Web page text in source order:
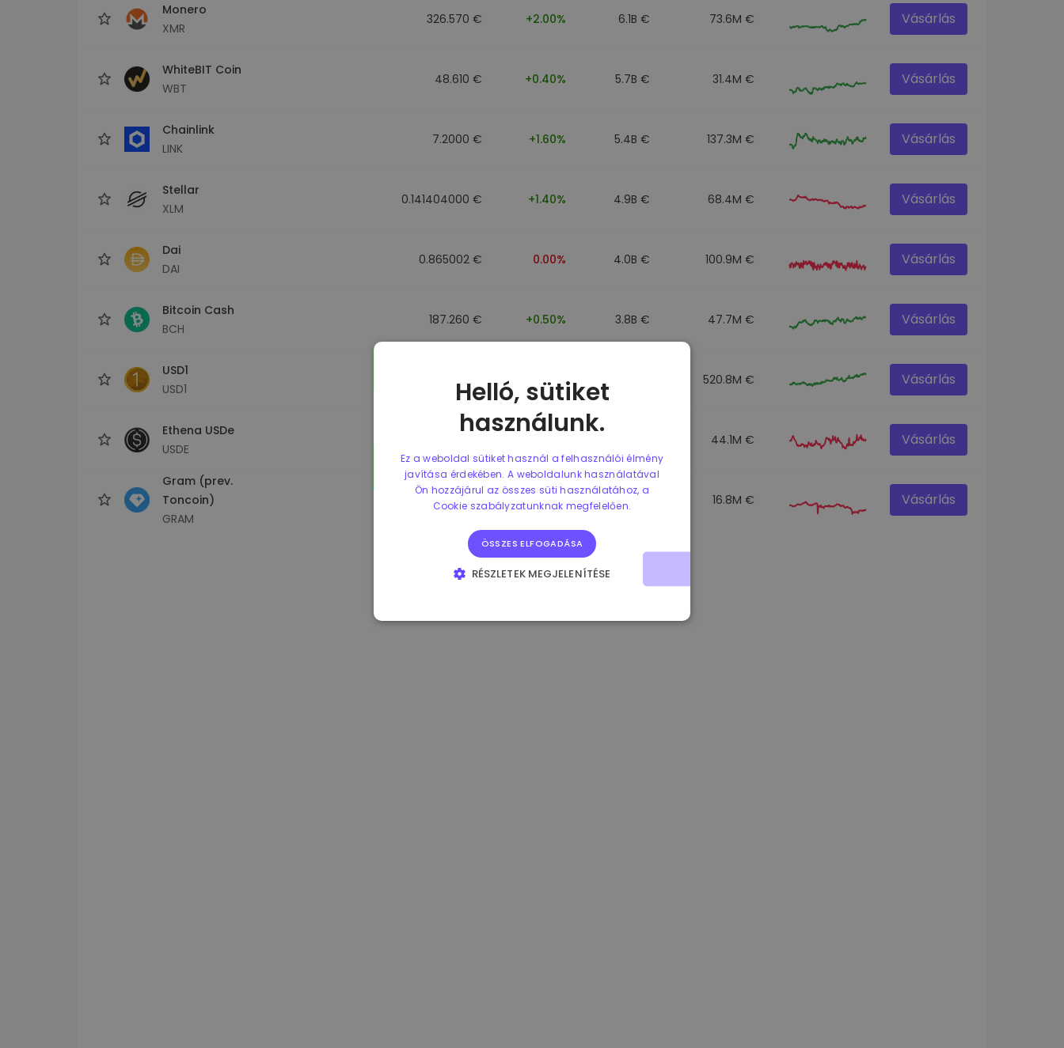
Monero
XMR
326.570 € +2.00% 6.1B € 73.6M € Vásárlás
WhiteBIT Coin
WBT
48.610 € +0.40% 5.7B € 31.4M € Vásárlás
Chainlink
LINK
7.2000 € +1.60% 5.4B € 137.3M € Vásárlás
Stellar
XLM
0.141404000 € +1.40% 4.9B € 68.4M € Vásárlás
Dai
DAI
0.865002 € 0.00% 4.0B € 100.9M € Vásárlás
Bitcoin Cash
BCH
187.260 € +0.50% 3.8B € 47.7M € Vásárlás
USD1
USD1
0.00% 520.8M € Vásárlás
Ethena USDe
USDE
44.1M € Vásárlás
Gram (prev.
Toncoin)
GRAM
1.180000 € +1.90% 3.2B € 16.8M € Vásárlás
Helló, sütiket
használunk.
Ez a weboldal sütiket használ a felhasználói élmény
javítása érdekében. A weboldalunk használatával
Ön hozzájárul az összes süti használatához, a
Cookie szabályzatunknak megfelelően.
ÖSSZES ELFOGADÁSA
RÉSZLETEK MEGJELENÍTÉSE